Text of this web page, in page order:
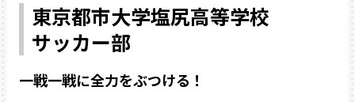
東京都市大学塩尻高等学校
サッカー部
一戦一戦に全力をぶつける！